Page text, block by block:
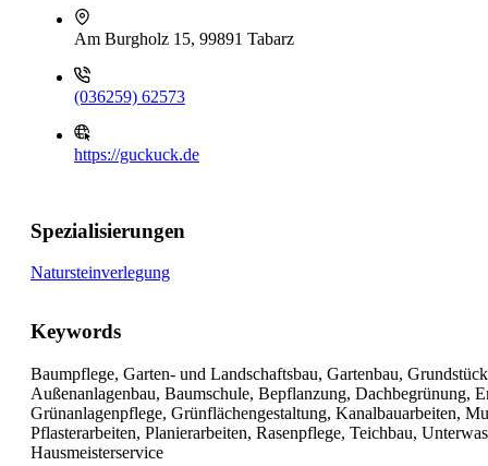
Am Burgholz 15, 99891 Tabarz
(036259) 62573
https://guckuck.de
Spezialisierungen
Natursteinverlegung
Keywords
Baumpflege, Garten- und Landschaftsbau, Gartenbau,
Außenanlagenbau, Baumschule, Bepflanzung, Dachbegrünung,
Grünanlagenpflege, Grünflächengestaltung, Kanalbauarbeiten,
Pflasterarbeiten, Planierarbeiten, Rasenpflege, Teichbau,
Hausmeisterservice